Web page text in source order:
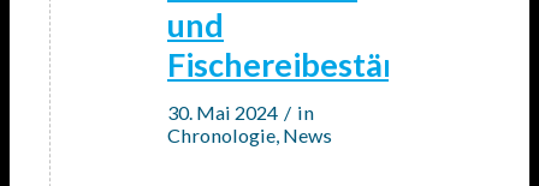
und
Fischereibeständen
30. Mai 2024 / in
Chronologie, News